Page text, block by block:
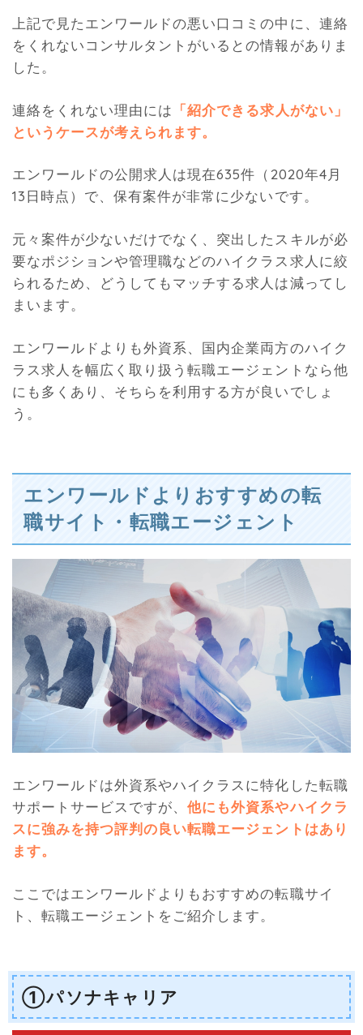
上記で見たエンワールドの悪い口コミの中に、連絡
をくれないコンサルタントがいるとの情報がありま
した。
連絡をくれない理由には 「紹介できる求人がない」
というケースが考えられます。
エンワールドの公開求人は現在635件（2020年4月
13日時点）で、保有案件が非常に少ないです。
元々案件が少ないだけでなく、突出したスキルが必
要なポジションや管理職などのハイクラス求人に絞
られるため、どうしてもマッチする求人は減ってし
まいます。
エンワールドよりも外資系、国内企業両方のハイク
ラス求人を幅広く取り扱う転職エージェントなら他
にも多くあり、そちらを利用する方が良いでしょ
う。
エンワールドよりおすすめの転
職サイト・転職エージェント
エンワールドは外資系やハイクラスに特化した転職
サポートサービスですが、他にも外資系やハイクラ
スに強みを持つ評判の良い転職エージェントはあり
ます。
ここではエンワールドよりもおすすめの転職サイ
ト、転職エージェントをご紹介します。
①パソナキャリア